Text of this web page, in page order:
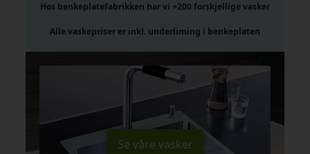
Hos benkeplatefabrikken har vi +200 forskjellige vasker
Alle vaskepriser er inkl. underliming i benkeplaten
Se våre vasker